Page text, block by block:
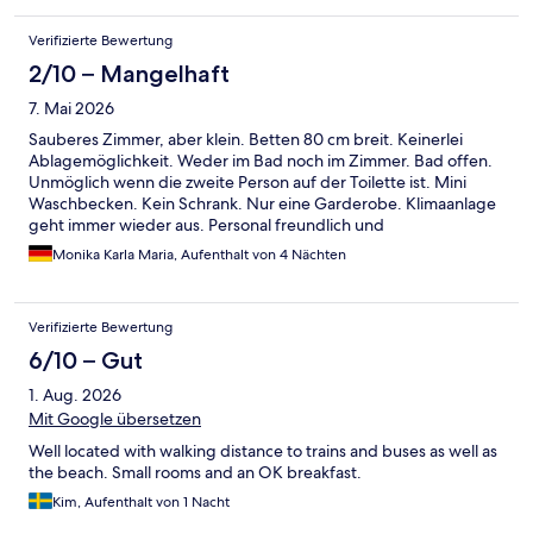
Verifizierte Bewertung
2/10 – Mangelhaft
7. Mai 2026
Sauberes Zimmer, aber klein. Betten 80 cm breit. Keinerlei
Ablagemöglichkeit. Weder im Bad noch im Zimmer. Bad offen.
Unmöglich wenn die zweite Person auf der Toilette ist. Mini
Waschbecken. Kein Schrank. Nur eine Garderobe. Klimaanlage
geht immer wieder aus. Personal freundlich und
zuvorkommend. Frühstück unmöglich.
Monika Karla Maria, Aufenthalt von 4 Nächten
Verifizierte Bewertung
6/10 – Gut
1. Aug. 2026
Mit Google übersetzen
Well located with walking distance to trains and buses as well as
the beach. Small rooms and an OK breakfast.
Kim, Aufenthalt von 1 Nacht